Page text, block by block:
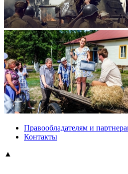
Правообладателям и
Контакты
▲